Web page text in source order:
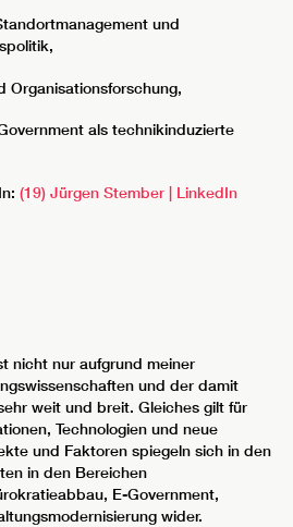
und
Organisationsforschung,
als technikinduzierte
(19) Jürgen Stember | LinkedIn
nicht nur aufgrund meiner
und der damit
weit und breit. Gleiches gilt für
Technologien und neue
und Faktoren spiegeln sich in den
in den Bereichen
E-Government,
wider.